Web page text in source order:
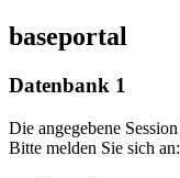
baseportal
Datenbank 1
Die angegebene
Bitte melden Sie sich an: